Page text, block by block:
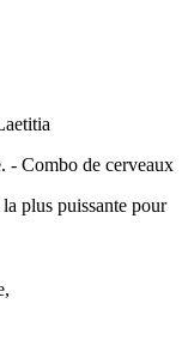
- Combo de cerveaux
la plus puissante pour